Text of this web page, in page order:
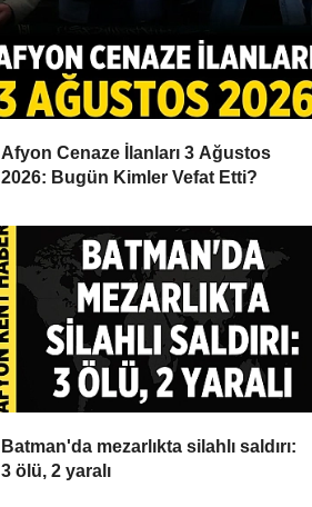
Afyon Cenaze İlanları 3 Ağustos
2026: Bugün Kimler Vefat Etti?
Batman'da mezarlıkta silahlı saldırı:
3 ölü, 2 yaralı